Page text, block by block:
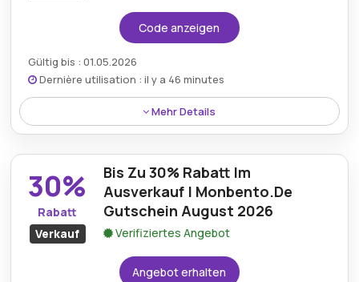
Code anzeigen
Gültig bis : 01.05.2026
Dernière utilisation : il y a 46 minutes
Mehr Details
Ein pauschaler Rabatt von 10% wird auf das gesamte
Sortiment bei Monbento.de angeboten, sodass
Kunden reduzierte Preise für eine große Auswahl an
Produkten genießen können.
30%
Rabatt
Verkauf
Bis Zu 30% Rabatt Im
Ausverkauf | Monbento.De
Gutschein August 2026
Verifiziertes Angebot
Angebot erhalten